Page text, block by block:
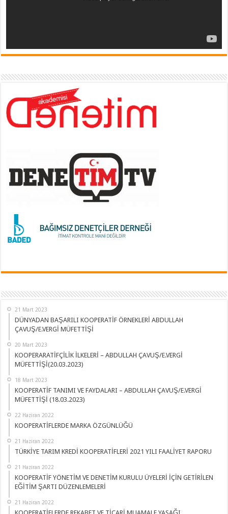
21 Mart 2023
DÜNYADAN BAŞARILI KOOPERATİF ÖRNEKLERİ ABDULLAH
ÇAVUŞ/E.VERGİ MÜFETTİŞİ
20 Mart 2023
KOOPERARATİFÇİLİK İLKELERİ – ABDULLAH ÇAVUŞ/E.VERGİ
MÜFETTİŞİ(20.03.2023)
18 Mart 2023
KOOPERATİF TANIMI VE FAYDALARI – ABDULLAH ÇAVUŞ/E.VERGİ
MÜFETTİŞİ (18.03.2023)
22 Haziran 2022
KOOPERATİFLERDE MARKA ÖZGÜNLÜĞÜ
21 Haziran 2022
TÜRKİYE TARIM KREDİ KOOPERATİFLERİ 2021 YILI FAALİYET RAPORU
21 Haziran 2022
KOOPERATİF YÖNETİM VE DENETİM KURULU ÜYELERİ İÇİN GETİRİLEN
EĞİTİM ŞARTI DÜZENLEMELERİ
21 Haziran 2022